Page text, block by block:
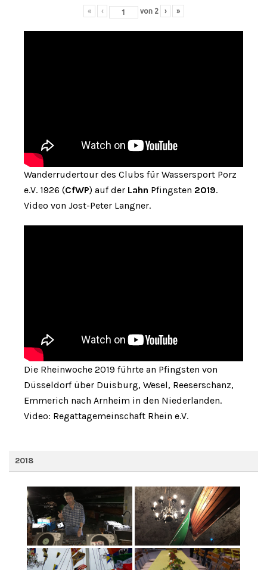
« ‹ von 2 › »
Wanderrudertour des Clubs für Wassersport Porz
e.V. 1926 (CfWP) auf der Lahn Pfingsten 2019.
Video von Jost-Peter Langner.
Die Rheinwoche 2019 führte an Pfingsten von
Düsseldorf über Duisburg, Wesel, Reeserschanz,
Emmerich nach Arnheim in den Niederlanden.
Video: Regattagemeinschaft Rhein e.V.
2018